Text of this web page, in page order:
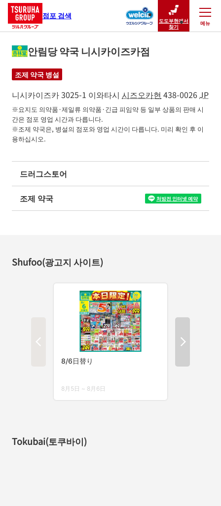
점포 검색
도도부현에서
찾기
메뉴
닫기
안림당 약국 니시카이즈카점
조제 약국 병설
니시카이즈카 3025-1 이와타시 시즈오카현 438-0026JP
※요지도 의약품·제일류 의약품·긴급 피임약 등 일부 상품의 판매 시
간은 점포 영업 시간과 다릅니다.
※조제 약국은, 병설의 점포와 영업 시간이 다릅니다. 미리 확인 후 이
용하십시오.
드러그스토어
조제 약국 처방전 인터넷 예약
Shufoo(광고지 사이트)
Tokubai(토쿠바이)